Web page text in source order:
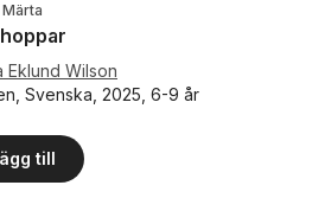
Eklund Wilson
Svenska, 2025, 6-9 år
till